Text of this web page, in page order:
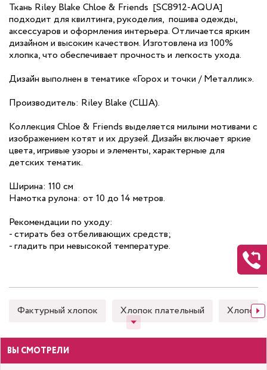
Ткань Riley Blake Chloe & Friends [SC8912-AQUA]
подходит для квилтинга, рукоделия, пошива одежды,
аксессуаров и оформления интерьера. Отличается ярким
дизайном и высоким качеством. Изготовлена из 100%
хлопка, что обеспечивает прочность и легкость ухода.
Дизайн выполнен в тематике «Горох и точки / Металлик».
Производитель: Riley Blake (США).
Коллекция Chloe & Friends выделяется милыми мотивами с
изображением котят и их друзей. Дизайн включает яркие
цвета, игривые узоры и элементы, характерные для
детских тематик.
Ширина: 110 см
Намотка рулона: от 10 до 14 метров.
Рекомендации по уходу:
- стирать без отбеливающих средств;
- гладить при невысокой температуре.
Фактурный хлопок Хлопок плательный Хлопок
ВЫ СМОТРЕЛИ